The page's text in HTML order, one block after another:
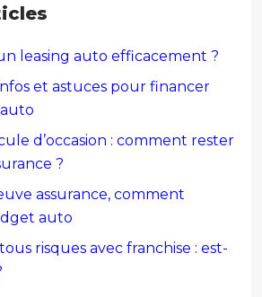
leasing auto efficacement ?
et astuces pour financer
auto
d’occasion : comment rester
?
assurance, comment
auto
risques avec franchise : est-